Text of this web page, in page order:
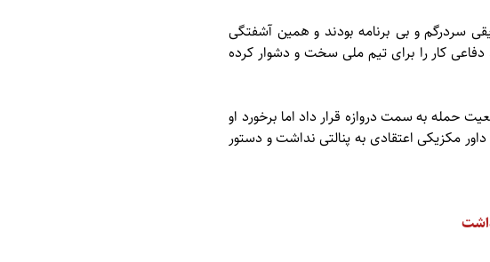
سردرگم و بی برنامه بودند و همین آشفتگی
کار را برای تیم ملی سخت و دشوار کرده
حمله به سمت دروازه قرار داد اما برخورد او
مکزیکی اعتقادی به پنالتی نداشت و دستور